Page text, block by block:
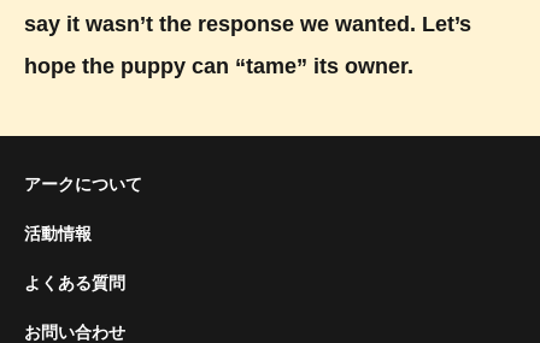
say it wasn’t the response we wanted. Let’s
hope the puppy can “tame” its owner.
アークについて
活動情報
よくある質問
お問い合わせ